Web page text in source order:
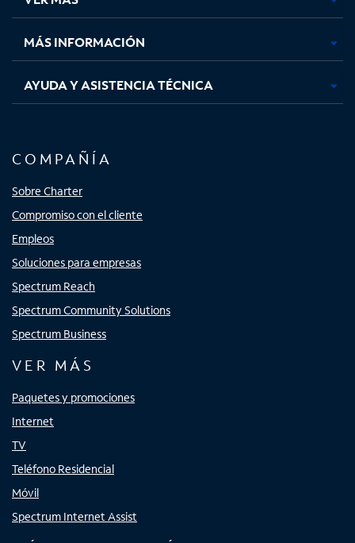
nuevanuevanuevanueva
MÁS INFORMACIÓN
AYUDA Y ASISTENCIA TÉCNICA
COMPAÑÍA
Sobre Charter
Compromiso con el cliente
Empleos
Soluciones para empresas
Spectrum Reach
Spectrum Community Solutions
Spectrum Business
VER MÁS
Paquetes y promociones
Internet
TV
Teléfono Residencial
Móvil
Spectrum Internet Assist